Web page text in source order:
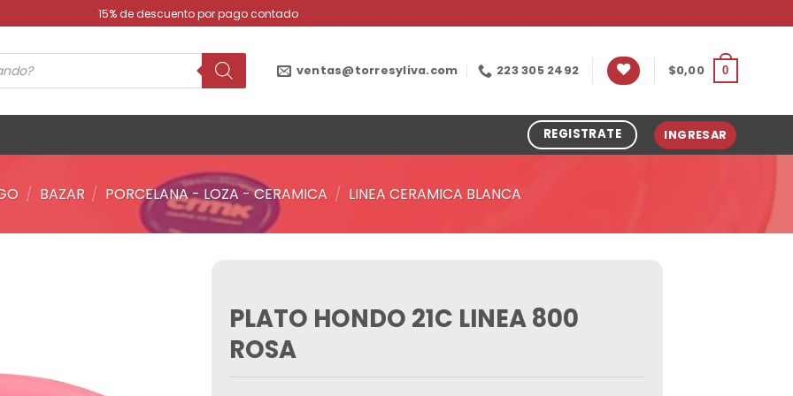
15% de descuento por pago contado
ventas@torresyliva.com 223 305 2492 $0,00 0
REGISTRATE INGRESAR
/ BAZAR / PORCELANA - LOZA - CERAMICA / LINEA CERAMICA BLANCA
PLATO HONDO 21C LINEA 800
ROSA